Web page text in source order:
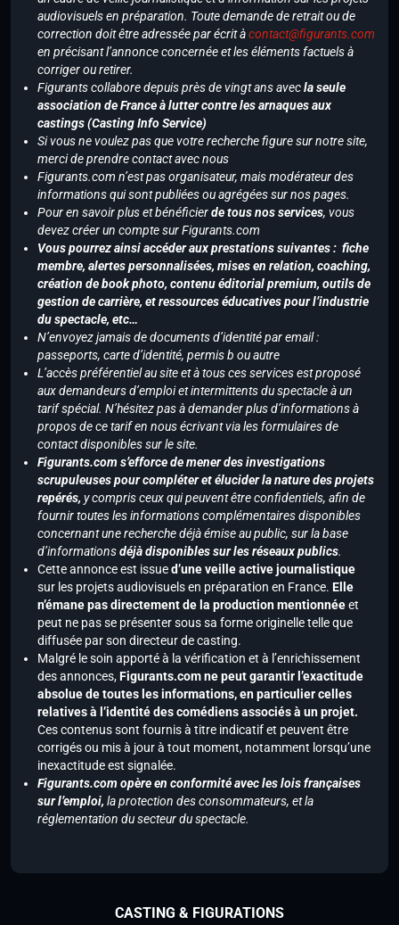
audiovisuels en préparation. Toute demande de retrait ou de
correction doit être adressée par écrit àcontact@figurants.com
en précisant l’annonce concernée et les éléments factuels à
corriger ou retirer.
Figurants collabore depuis près de vingt ans avecla seule
association de France à lutter contre les arnaques aux
castings (Casting Info Service)
Si vous ne voulez pas que votre recherche figure sur notre site,
merci de prendre contact avec nous
Figurants.com n’est pas organisateur, mais modérateur des
informations qui sont publiées ou agrégées sur nos pages.
Pour en savoir plus et bénéficierde tous nos services, vous
devez créer un compte sur Figurants.com
Vous pourrez ainsi accéder aux prestations suivantes : fiche
membre, alertes personnalisées, mises en relation, coaching,
création de book photo, contenu éditorial premium, outils de
gestion de carrière, et ressources éducatives pour l’industrie
du spectacle, etc…
N’envoyez jamais de documents d’identité par email :
passeports, carte d’identité, permis b ou autre
L’accès préférentiel au site et à tous ces services est proposé
aux demandeurs d’emploi et intermittents du spectacle à un
tarif spécial. N’hésitez pas à demander plus d’informations à
propos de ce tarif en nous écrivant via les formulaires de
contact disponibles sur le site.
Figurants.com s’efforce de mener des investigations
scrupuleuses pour compléter et élucider la nature des projets
repérés, y compris ceux qui peuvent être confidentiels, afin de
fournir toutes les informations complémentaires disponibles
concernant une recherche déjà émise au public, sur la base
d’informationsdéjà disponibles sur les réseaux publics.
Cette annonce est issued’une veille active journalistique
sur les projets audiovisuels en préparation en France. Elle
n’émane pas directement de la production mentionnéeet
peut ne pas se présenter sous sa forme originelle telle que
diffusée par son directeur de casting.
Malgré le soin apporté à la vérification et à l’enrichissement
des annonces,Figurants.com ne peut garantir l’exactitude
absolue de toutes les informations, en particulier celles
relatives à l’identité des comédiens associés à un projet.
Ces contenus sont fournis à titre indicatif et peuvent être
corrigés ou mis à jour à tout moment, notamment lorsqu’une
inexactitude est signalée.
Figurants.com opère en conformité avec les lois françaises
sur l’emploi, la protection des consommateurs, et la
réglementation du secteur du spectacle.
CASTING & FIGURATIONS